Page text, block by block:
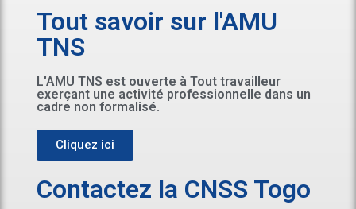
Tout savoir sur l'AMU
TNS
L'AMU TNS est ouverte à Tout travailleur
exerçant une activité professionnelle dans un
cadre non formalisé.
Cliquez ici
Contactez la CNSS Togo